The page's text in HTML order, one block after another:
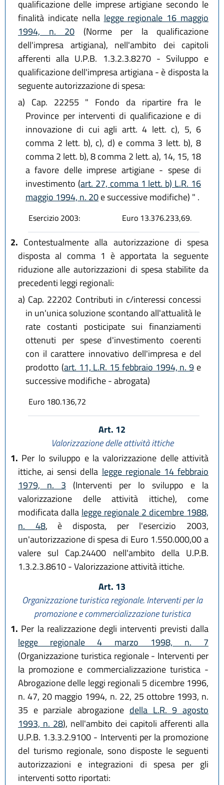
qualificazione delle imprese artigiane secondo le
finalità indicate nella legge regionale 16 maggio
1994, n. 20 (Norme per la qualificazione
dell'impresa artigiana), nell'ambito dei capitoli
afferenti alla U.P.B. 1.3.2.3.8270 - Sviluppo e
qualificazione dell'impresa artigiana - è disposta la
seguente autorizzazione di spesa:
a) Cap. 22255 " Fondo da ripartire fra le
Province per interventi di qualificazione e di
innovazione di cui agli artt. 4 lett. c), 5, 6
comma 2 lett. b), c), d) e comma 3 lett. b), 8
comma 2 lett. b), 8 comma 2 lett. a), 14, 15, 18
a favore delle imprese artigiane - spese di
investimento (art. 27, comma 1 lett. b) L.R. 16
maggio 1994, n. 20e successive modifiche) " .
Esercizio 2003: Euro 13.376.233,69.
2. Contestualmente alla autorizzazione di spesa
disposta al comma 1 è apportata la seguente
riduzione alle autorizzazioni di spesa stabilite da
precedenti leggi regionali:
a) Cap. 22202 Contributi in c/interessi concessi
in un'unica soluzione scontando all'attualità le
rate costanti posticipate sui finanziamenti
ottenuti per spese d'investimento coerenti
con il carattere innovativo dell'impresa e del
prodotto (art. 11, L.R. 15 febbraio 1994, n. 9 e
successive modifiche - abrogata)
Euro 180.136,72
Art. 12
Valorizzazione delle attività ittiche
1. Per lo sviluppo e la valorizzazione delle attività
ittiche, ai sensi della legge regionale 14 febbraio
1979, n. 3 (Interventi per lo sviluppo e la
valorizzazione delle attività ittiche), come
modificata dalla legge regionale 2 dicembre 1988,
n. 48, è disposta, per l'esercizio 2003,
un'autorizzazione di spesa di Euro 1.550.000,00 a
valere sul Cap.24400 nell'ambito della U.P.B.
1.3.2.3.8610 - Valorizzazione attività ittiche.
Art. 13
Organizzazione turistica regionale. Interventi per la
promozione e commercializzazione turistica
1. Per la realizzazione degli interventi previsti dalla
legge regionale 4 marzo 1998, n. 7
(Organizzazione turistica regionale - Interventi per
la promozione e commercializzazione turistica -
Abrogazione delle leggi regionali 5 dicembre 1996,
n. 47, 20 maggio 1994, n. 22, 25 ottobre 1993, n.
35 e parziale abrogazione della L.R. 9 agosto
1993, n. 28), nell'ambito dei capitoli afferenti alla
U.P.B. 1.3.3.2.9100 - Interventi per la promozione
del turismo regionale, sono disposte le seguenti
autorizzazioni e integrazioni di spesa per gli
interventi sotto riportati: